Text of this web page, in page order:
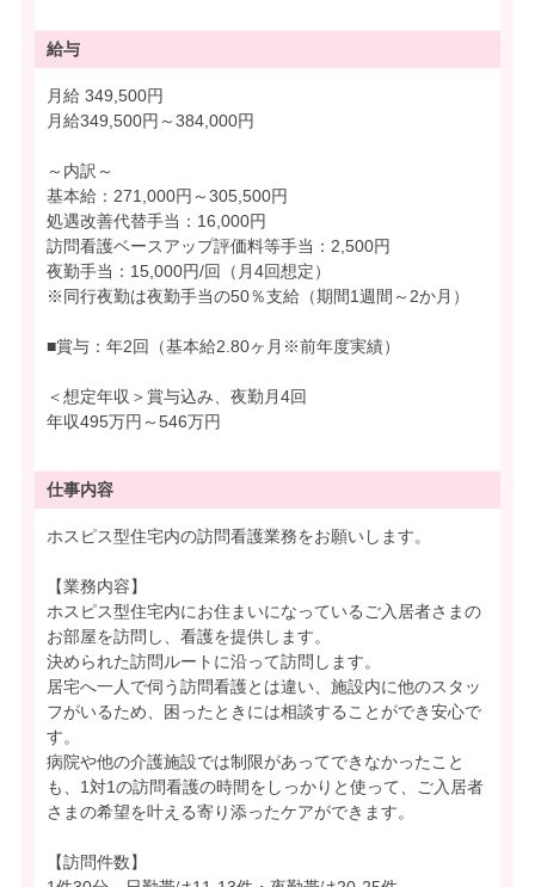
給与
月給 349,500円
月給349,500円～384,000円
～内訳～
基本給：271,000円～305,500円
処遇改善代替手当：16,000円
訪問看護ベースアップ評価料等手当：2,500円
夜勤手当：15,000円/回（月4回想定）
※同行夜勤は夜勤手当の50％支給（期間1週間～2か月）
■賞与：年2回（基本給2.80ヶ月※前年度実績）
＜想定年収＞賞与込み、夜勤月4回
年収495万円～546万円
仕事内容
ホスピス型住宅内の訪問看護業務をお願いします。
【業務内容】
ホスピス型住宅内にお住まいになっているご入居者さまの
お部屋を訪問し、看護を提供します。
決められた訪問ルートに沿って訪問します。
居宅へ一人で伺う訪問看護とは違い、施設内に他のスタッ
フがいるため、困ったときには相談することができ安心で
す。
病院や他の介護施設では制限があってできなかったこと
も、1対1の訪問看護の時間をしっかりと使って、ご入居者
さまの希望を叶える寄り添ったケアができます。
【訪問件数】